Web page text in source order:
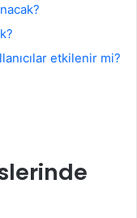
etkilenir mi?